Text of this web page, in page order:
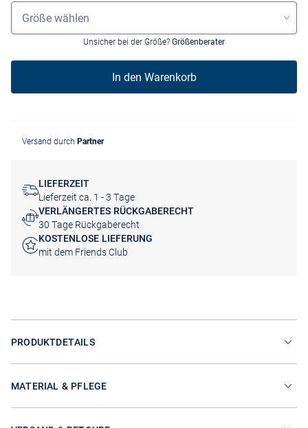
Grössenauswahl
Größe wählen
Unsicher bei der Größe? Größenberater
In den Warenkorb
Versand durch Partner
LIEFERZEIT
Lieferzeit ca. 1 - 3 Tage
VERLÄNGERTES RÜCKGABERECHT
30 Tage Rückgaberecht
KOSTENLOSE LIEFERUNG
mit dem Friends Club
PRODUKTDETAILS
MATERIAL & PFLEGE